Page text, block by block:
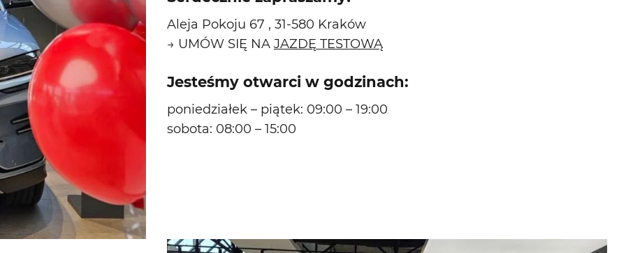
Aleja Pokoju 67 , 31-580 Kraków
→ UMÓW SIĘ NA JAZDĘ TESTOWĄ
Jesteśmy otwarci w godzinach:
poniedziałek – piątek: 09:00 – 19:00
sobota: 08:00 – 15:00